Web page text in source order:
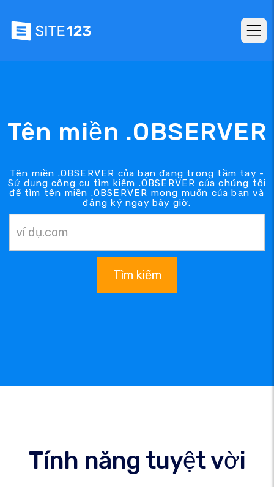
Tên miền .OBSERVER
Tên miền .OBSERVER của bạn đang trong tầm tay -
Sử dụng công cụ tìm kiếm .OBSERVER của chúng tôi
để tìm tên miền .OBSERVER mong muốn của bạn và
đăng ký ngay bây giờ.
Tìm kiếm
Tính năng tuyệt vời